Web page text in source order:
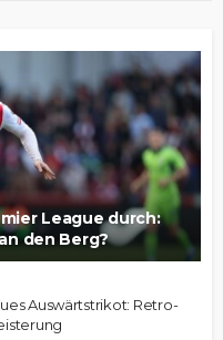
League durch:
den Berg?
Auswärtstrikot: Retro-